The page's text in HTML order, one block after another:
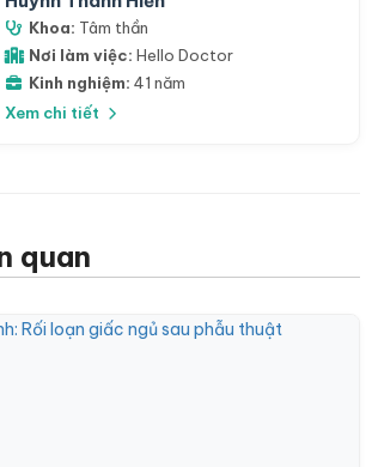
Khoa: Tâm thần
Nơi làm việc: Hello Doctor
Kinh nghiệm: 41 năm
Xem chi tiết
quan